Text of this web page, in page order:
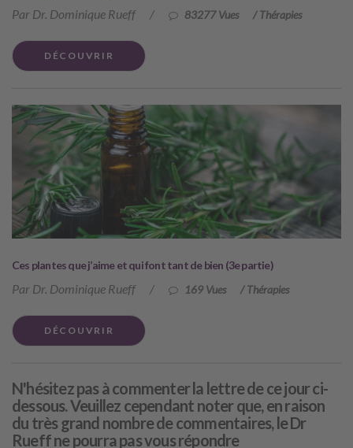
Par Dr. Dominique Rueff / 83277 Vues /Thérapies
DÉCOUVRIR
Ces plantes que j’aime et qui font tant de bien (3e partie)
Par Dr. Dominique Rueff / 169 Vues /Thérapies
DÉCOUVRIR
N'hésitez pas à commenter la lettre de ce jour ci-
dessous. Veuillez cependant noter que, en raison
du très grand nombre de commentaires, le Dr
Rueff ne pourra pas vous répondre